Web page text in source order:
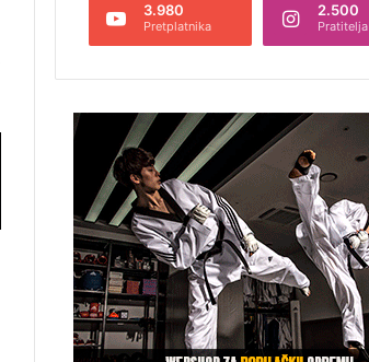
3.980
Pretplatnika
2.500
Pratitelja